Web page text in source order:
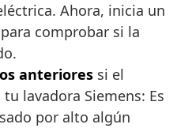
Ahora, inicia un
comprobar si la
anteriores si el
lavadora Siemens: Es
por alto algún